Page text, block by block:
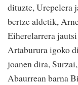
dituzte, Urepelera
bertze aldetik,
Eiherelarrera
Artaburura igoko
joanen dira,
Abaurrean barna